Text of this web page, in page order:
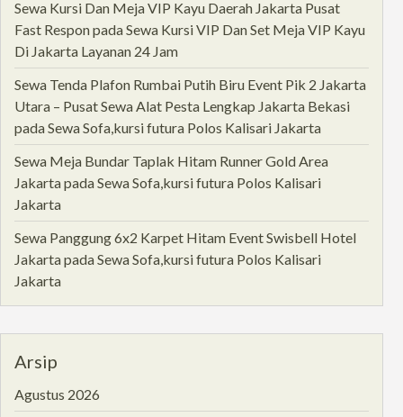
Sewa Kursi Dan Meja VIP Kayu Daerah Jakarta Pusat
Fast ResponpadaSewa Kursi VIP Dan Set Meja VIP Kayu
Di Jakarta Layanan 24 Jam
Sewa Tenda Plafon Rumbai Putih Biru Event Pik 2 Jakarta
Utara – Pusat Sewa Alat Pesta Lengkap Jakarta Bekasi
padaSewa Sofa,kursi futura Polos Kalisari Jakarta
Sewa Meja Bundar Taplak Hitam Runner Gold Area
JakartapadaSewa Sofa,kursi futura Polos Kalisari
Jakarta
Sewa Panggung 6x2 Karpet Hitam Event Swisbell Hotel
JakartapadaSewa Sofa,kursi futura Polos Kalisari
Jakarta
Arsip
Agustus 2026